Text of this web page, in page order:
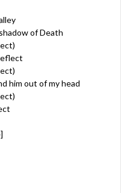
of Death
him out of my head